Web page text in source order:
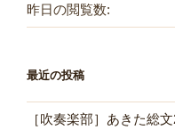
昨日の閲覧数:
最近の投稿
［吹奏楽部］あきた総